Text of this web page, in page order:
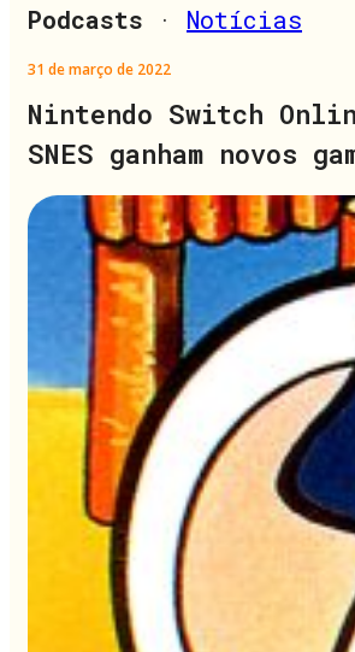
Podcasts · Notícias
31 de março de 2022
Nintendo Switch
SNES ganham novos